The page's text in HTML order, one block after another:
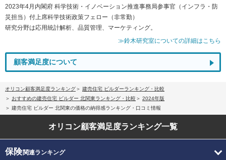
2023年4月内閣府 科学技術・イノベーション推進事務局参事官（インフラ・防
災担当）付上席科学技術政策フェロー（非常勤）
研究分野は応用統計解析、品質管理、マーケティング。
≫鈴木研究室についての詳細はこちら
顧客満足度について
オリコン顧客満足度ランキング
建売住宅 ビルダーランキング・比較
おすすめの建売住宅 ビルダー 北関東ランキング・比較
2024年版
建売住宅 ビルダー 北関東の価格の納得感ランキング・口コミ情報
オリコン顧客満足度ランキング一覧
保険関連ランキング